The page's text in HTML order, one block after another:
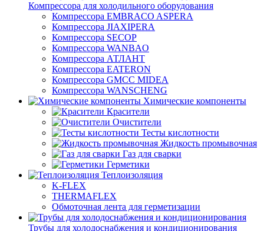
Компрессора для холодильного оборудования
Компрессора EMBRACO ASPERA
Компрессора JIAXIPERA
Компрессора SECOP
Компрессора WANBAO
Компрессора АТЛАНТ
Компрессора EATERON
Компрессора GMCC MIDEA
Компрессора WANSCHENG
Химические компоненты
Красители
Очистители
Тесты кислотности
Жидкость промывочная
Газ для сварки
Герметики
Теплоизоляция
K-FLEX
THERMAFLEX
Обмоточная лента для герметизации
Трубы для холодоснабжения и кондиционирования